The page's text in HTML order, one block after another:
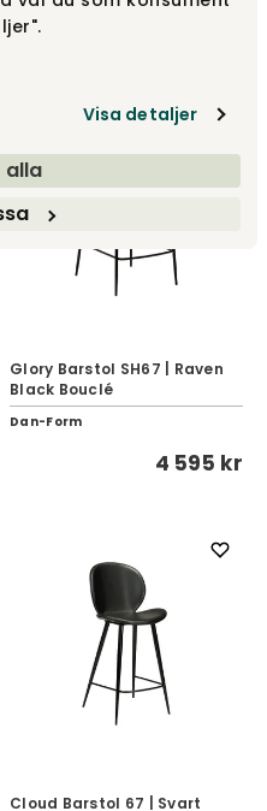
Visa detaljer
alla
Glory Barstol SH67 | Raven
Black Bouclé
Dan-Form
4 595 kr
Cloud Barstol 67 | Svart